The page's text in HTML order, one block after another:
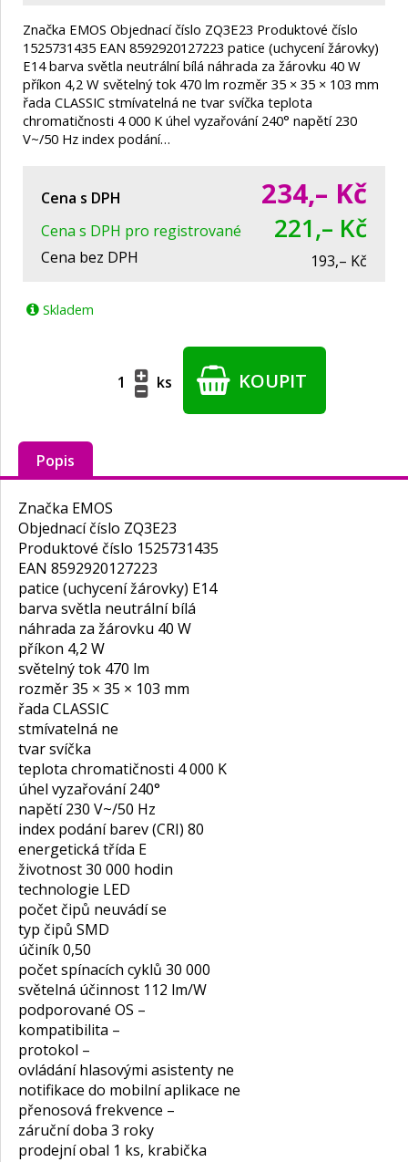
Značka EMOS Objednací číslo ZQ3E23 Produktové číslo
1525731435 EAN 8592920127223 patice (uchycení žárovky)
E14 barva světla neutrální bílá náhrada za žárovku 40 W
příkon 4,2 W světelný tok 470 lm rozměr 35 × 35 × 103 mm
řada CLASSIC stmívatelná ne tvar svíčka teplota
chromatičnosti 4 000 K úhel vyzařování 240° napětí 230
V~/50 Hz index podání…
Cena s DPH 234,– Kč
Cena s DPH pro registrované 221,– Kč
Cena bez DPH 193,– Kč
Skladem
ks KOUPIT
Popis
Značka EMOS
Objednací číslo ZQ3E23
Produktové číslo 1525731435
EAN 8592920127223
patice (uchycení žárovky) E14
barva světla neutrální bílá
náhrada za žárovku 40 W
příkon 4,2 W
světelný tok 470 lm
rozměr 35 × 35 × 103 mm
řada CLASSIC
stmívatelná ne
tvar svíčka
teplota chromatičnosti 4 000 K
úhel vyzařování 240°
napětí 230 V~/50 Hz
index podání barev (CRI) 80
energetická třída E
životnost 30 000 hodin
technologie LED
počet čipů neuvádí se
typ čipů SMD
účiník 0,50
počet spínacích cyklů 30 000
světelná účinnost 112 lm/W
podporované OS –
kompatibilita –
protokol –
ovládání hlasovými asistenty ne
notifikace do mobilní aplikace ne
přenosová frekvence –
záruční doba 3 roky
prodejní obal 1 ks, krabička